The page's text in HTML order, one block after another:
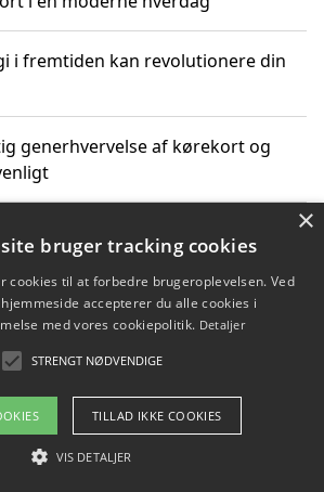
i fremtiden kan revolutionere din
generhvervelse af kørekort og
2026 - Pilanto Aps
×
bruger tracking cookies
cookies til at forbedre brugeroplevelsen. Ved
accepterer du alle cookies i
med vores cookiepolitik. Detaljer
STRENGT NØDVENDIGE
TILLAD IKKE COOKIES
VIS DETALJER